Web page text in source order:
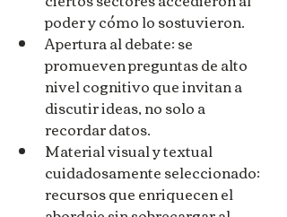
poder y cómo lo sostuvieron.
Apertura al debate: se
promueven preguntas de alto
nivel cognitivo que invitan a
discutir ideas, no solo a
recordar datos.
Material visual y textual
cuidadosamente seleccionado:
recursos que enriquecen el